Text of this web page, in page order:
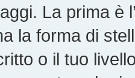
La prima è
la forma di
o il tuo